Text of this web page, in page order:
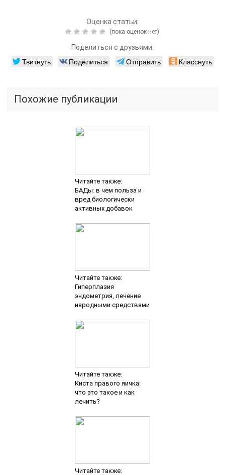
Оценка статьи:
(пока оценок нет)
Поделиться с друзьями:
Твитнуть Поделиться Отправить Класснуть
Похожие публикации
Читайте также:
БАДы: в чем польза и
вред биологически
активных добавок
Читайте также:
Гиперплазия
эндометрия, лечение
народными средствами
Читайте также:
Киста правого яичка:
что это такое и как
лечить?
Читайте также: